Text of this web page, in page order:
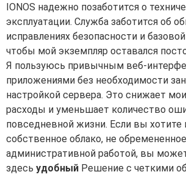
IONOS надежно позаботится о
эксплуатации. Служба заботится об
исправлениях безопасности и
чтобы мой экземпляр оставался
Я пользуюсь привычным веб-
приложениями без необходимости
настройкой сервера. Это снижает
расходы и уменьшает количество
повседневной жизни. Если вы хотите
собственное облако, не обремененное
административной работой, вы
здесь удобный Решение с четкими